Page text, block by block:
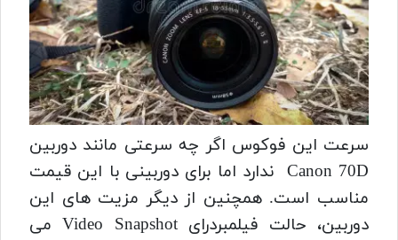
سرعت این فوکوس اگر چه سرعتی مانند دوربین
Canon 70D ندارد اما برای دوربینی با این قیمت
مناسب است. همچنین از دیگر مزیت های این
دوربین، حالت فیلمبردرای Video Snapshot می